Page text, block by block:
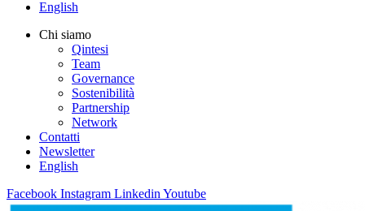
English
Chi siamo
Qintesi
Team
Governance
Sostenibilità
Partnership
Network
Contatti
Newsletter
English
Facebook Instagram Linkedin Youtube